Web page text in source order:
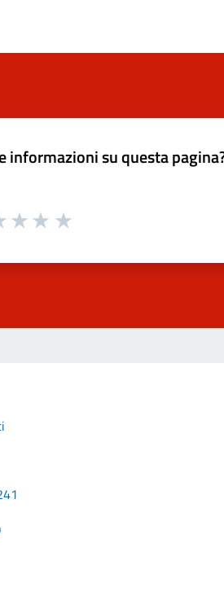
informazioni su questa